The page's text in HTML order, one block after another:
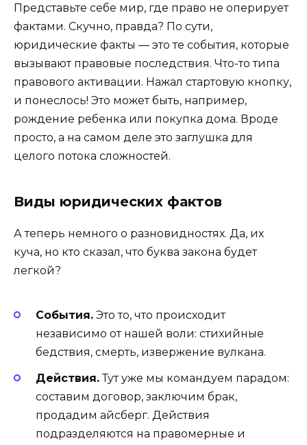
Представьте себе мир, где право не оперирует
фактами. Скучно, правда? По сути,
юридические факты — это те события, которые
вызывают правовые последствия. Что-то типа
правового активации. Нажал стартовую кнопку,
и понеслось! Это может быть, например,
рождение ребенка или покупка дома. Вроде
просто, а на самом деле это заглушка для
целого потока сложностей.
Виды юридических фактов
А теперь немного о разновидностях. Да, их
куча, но кто сказал, что буква закона будет
легкой?
События. Это то, что происходит
независимо от нашей воли: стихийные
бедствия, смерть, извержение вулкана.
Действия.Тут уже мы командуем парадом:
составим договор, заключим брак,
продадим айсберг. Действия
подразделяются на правомерные и